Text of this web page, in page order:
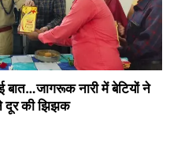
नारी में बेटियों ने
ने दूर की झिझक